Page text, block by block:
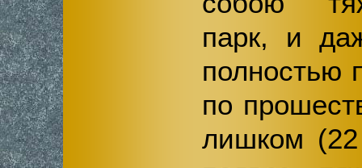
парк, и
полностью
по
лишком